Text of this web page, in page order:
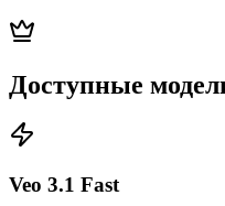
Доступные
Veo 3.1 Fast